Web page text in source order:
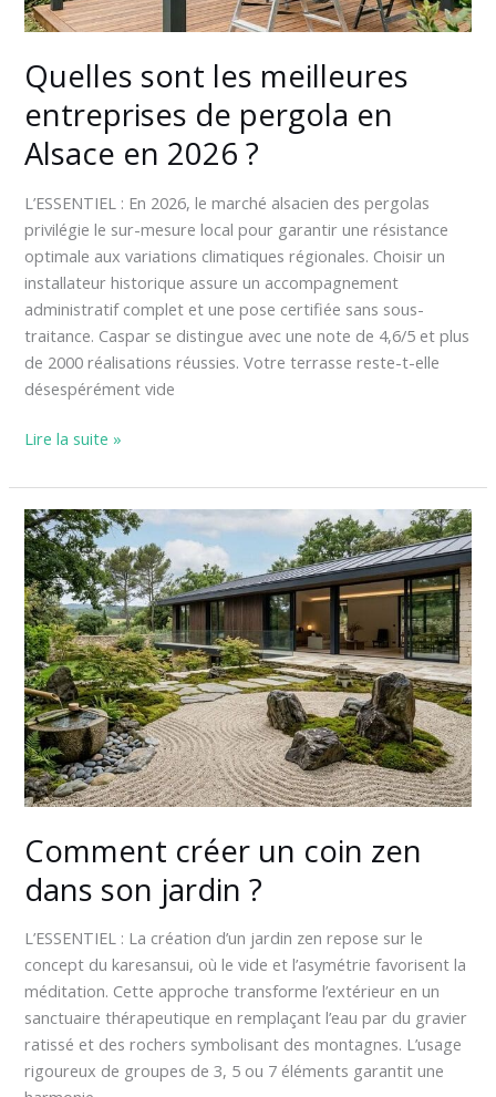
Quelles sont les meilleures
entreprises de pergola en
Alsace en 2026 ?
L’ESSENTIEL : En 2026, le marché alsacien des pergolas
privilégie le sur-mesure local pour garantir une résistance
optimale aux variations climatiques régionales. Choisir un
installateur historique assure un accompagnement
administratif complet et une pose certifiée sans sous-
traitance. Caspar se distingue avec une note de 4,6/5 et plus
de 2000 réalisations réussies. Votre terrasse reste-t-elle
désespérément vide
2026
?
Lire la suite »
Comment créer un coin zen
dans son jardin ?
L’ESSENTIEL : La création d’un jardin zen repose sur le
concept du karesansui, où le vide et l’asymétrie favorisent la
méditation. Cette approche transforme l’extérieur en un
sanctuaire thérapeutique en remplaçant l’eau par du gravier
ratissé et des rochers symbolisant des montagnes. L’usage
rigoureux de groupes de 3, 5 ou 7 éléments garantit une
Comment
créer
un
coin
zen
dans
son
jardin
?